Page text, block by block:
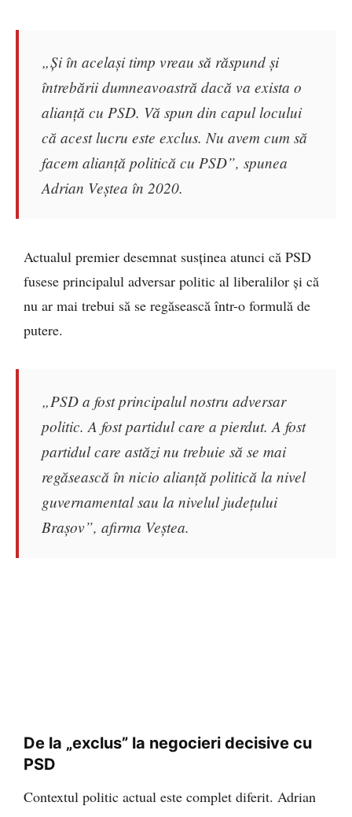
„Și în același timp vreau să răspund și
întrebării dumneavoastră dacă va exista o
alianță cu PSD. Vă spun din capul locului
că acest lucru este exclus. Nu avem cum să
facem alianță politică cu PSD”, spunea
Adrian Veștea în 2020.
Actualul premier desemnat susținea atunci că PSD
fusese principalul adversar politic al liberalilor și că
nu ar mai trebui să se regăsească într-o formulă de
putere.
„PSD a fost principalul nostru adversar
politic. A fost partidul care a pierdut. A fost
partidul care astăzi nu trebuie să se mai
regăsească în nicio alianță politică la nivel
guvernamental sau la nivelul județului
Brașov”, afirma Veștea.
De la „exclus” la negocieri decisive cu
PSD
Contextul politic actual este complet diferit. Adrian